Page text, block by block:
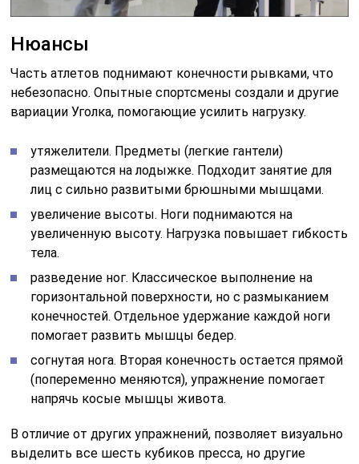
Нюансы
Часть атлетов поднимают конечности рывками, что
небезопасно. Опытные спортсмены создали и другие
вариации Уголка, помогающие усилить нагрузку.
утяжелители. Предметы (легкие гантели)
размещаются на лодыжке. Подходит занятие для
лиц с сильно развитыми брюшными мышцами.
увеличение высоты. Ноги поднимаются на
увеличенную высоту. Нагрузка повышает гибкость
тела.
разведение ног. Классическое выполнение на
горизонтальной поверхности, но с размыканием
конечностей. Отдельное удержание каждой ноги
помогает развить мышцы бедер.
согнутая нога. Вторая конечность остается прямой
(попеременно меняются), упражнение помогает
напрячь косые мышцы живота.
В отличие от других упражнений, позволяет визуально
выделить все шесть кубиков пресса, но другие